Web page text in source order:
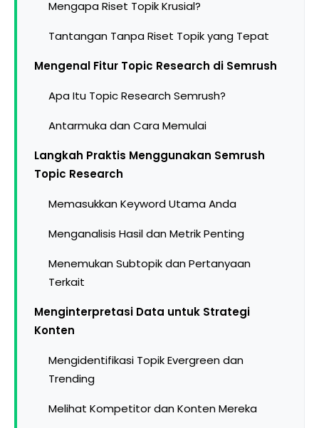
Mengapa Riset Topik Krusial?
Tantangan Tanpa Riset Topik yang Tepat
Mengenal Fitur Topic Research di Semrush
Apa Itu Topic Research Semrush?
Antarmuka dan Cara Memulai
Langkah Praktis Menggunakan Semrush
Topic Research
Memasukkan Keyword Utama Anda
Menganalisis Hasil dan Metrik Penting
Menemukan Subtopik dan Pertanyaan
Terkait
Menginterpretasi Data untuk Strategi
Konten
Mengidentifikasi Topik Evergreen dan
Trending
Melihat Kompetitor dan Konten Mereka